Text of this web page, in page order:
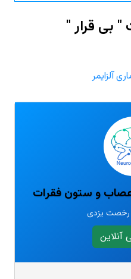
" بی قرار "
آلزایمر
و ستون فقرات
رخصت یزدی